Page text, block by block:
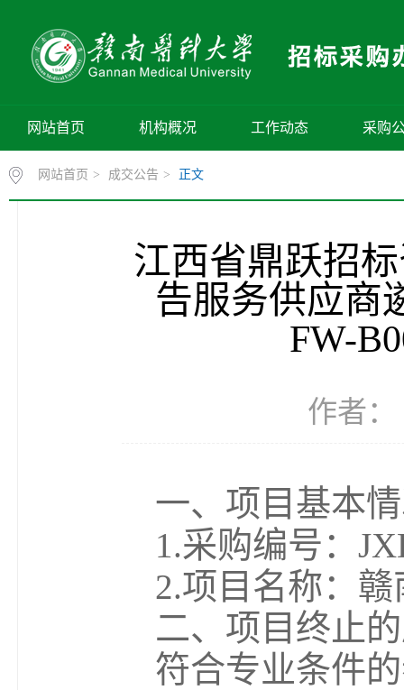
网站首页 机构概况 工作动态 采购
网站首页 > 成交公告 > 正文
江西省鼎跃招
告服务供应商
FW-
作者：
一、项目基本
1.采购编号：
2.项目名称：
二、项目终止
符合专业条件